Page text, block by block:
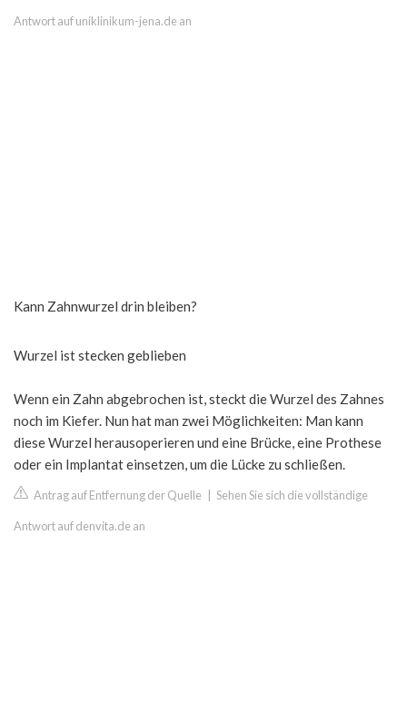
Antwort auf uniklinikum-jena.de an
Kann Zahnwurzel drin bleiben?
Wurzel ist stecken geblieben
Wenn ein Zahn abgebrochen ist, steckt die Wurzel des Zahnes
noch im Kiefer. Nun hat man zwei Möglichkeiten: Man kann
diese Wurzel herausoperieren und eine Brücke, eine Prothese
oder ein Implantat einsetzen, um die Lücke zu schließen.
Antrag auf Entfernung der Quelle Sehen Sie sich die vollständige
Antwort auf denvita.de an